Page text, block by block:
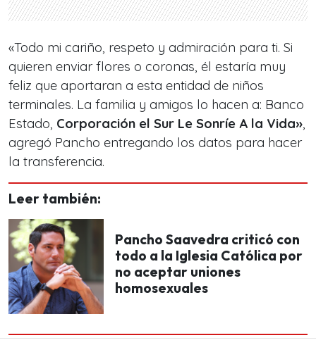
«Todo mi cariño, respeto y admiración para ti. Si
quieren enviar flores o coronas, él estaría muy
feliz que aportaran a esta entidad de niños
terminales. La familia y amigos lo hacen a: Banco
Estado, Corporación el Sur Le Sonríe A la Vida»,
agregó Pancho entregando los datos para hacer
la transferencia.
Leer también:
Pancho Saavedra criticó con
todo a la Iglesia Católica por
no aceptar uniones
homosexuales